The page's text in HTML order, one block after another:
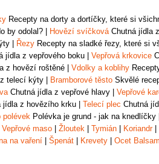
Recepty na dorty a dortíčky, které si
by odolal? Hovězí svíčkováChutná jídla
Řezy Recepty na sladké řezy, které si
jídla z vepřového boku Vepřová krkovice
z hovězí roštěné Vdolky a koblihy
telecí kýty Bramborové těsto Skvělé
Chutná jídla z vepřové hlavy Vepřové
jídla z hovězího krku Telecí plec Chutná
polévek Polévka je grund - jak na knedlíčky
Vepřové maso Žloutek Tymián Koriandr|
na vaření Špenát Krevety Ocet